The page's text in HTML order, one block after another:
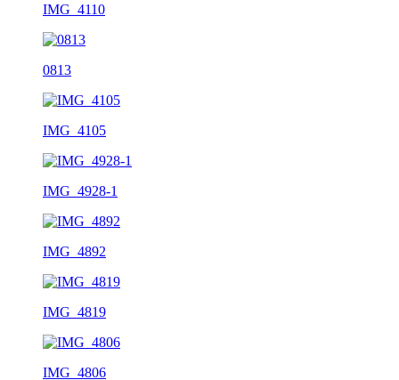
IMG_4110
0813
IMG_4105
IMG_4928-1
IMG_4892
IMG_4819
IMG_4806